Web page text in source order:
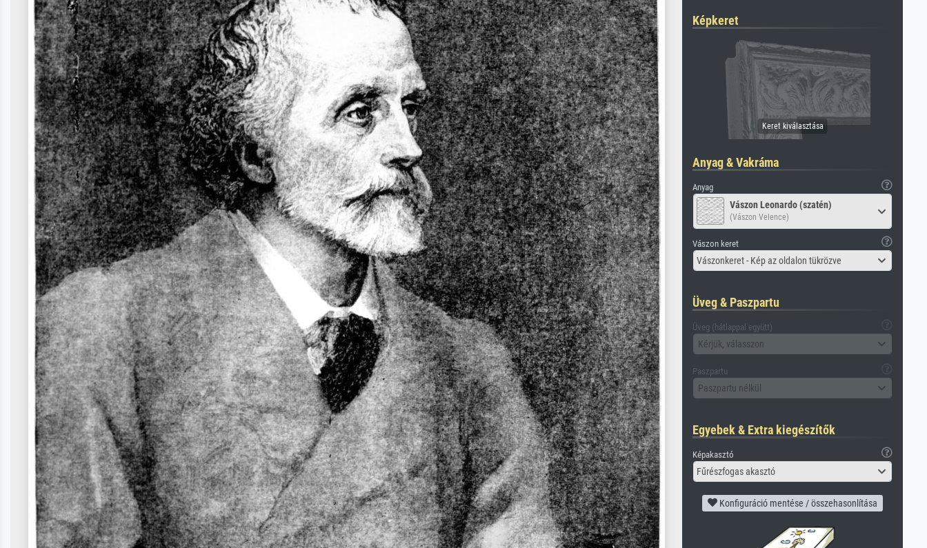
Képkeret
Anyag & Vakráma
Anyag
Vászon Leonardo (szatén)
(Vászon Velence)
Vászon keret
Vászonkeret - Kép az oldalon tükrözve
Üveg & Paszpartu
Üveg (hátlappal együtt)
Kérjük, válasszon
Paszpartu
Paszpartu nélkül
Egyebek & Extra kiegészítők
Képakasztó
Fűrészfogas akasztó
Konfiguráció mentése / összehasonlítása